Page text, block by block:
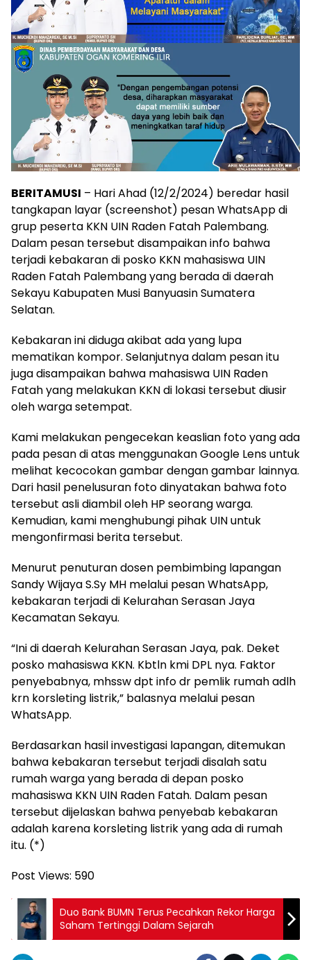
BERITAMUSI – Hari Ahad (12/2/2024) beredar hasil
tangkapan layar (screenshot) pesan WhatsApp di
grup peserta KKN UIN Raden Fatah Palembang.
Dalam pesan tersebut disampaikan info bahwa
terjadi kebakaran di posko KKN mahasiswa UIN
Raden Fatah Palembang yang berada di daerah
Sekayu Kabupaten Musi Banyuasin Sumatera
Selatan.
Kebakaran ini diduga akibat ada yang lupa
mematikan kompor. Selanjutnya dalam pesan itu
juga disampaikan bahwa mahasiswa UIN Raden
Fatah yang melakukan KKN di lokasi tersebut diusir
oleh warga setempat.
Kami melakukan pengecekan keaslian foto yang ada
pada pesan di atas menggunakan Google Lens untuk
melihat kecocokan gambar dengan gambar lainnya.
Dari hasil penelusuran foto dinyatakan bahwa foto
tersebut asli diambil oleh HP seorang warga.
Kemudian, kami menghubungi pihak UIN untuk
mengonfirmasi berita tersebut.
Menurut penuturan dosen pembimbing lapangan
Sandy Wijaya S.Sy MH melalui pesan WhatsApp,
kebakaran terjadi di Kelurahan Serasan Jaya
Kecamatan Sekayu.
“Ini di daerah Kelurahan Serasan Jaya, pak. Deket
posko mahasiswa KKN. Kbtln kmi DPL nya. Faktor
penyebabnya, mhssw dpt info dr pemlik rumah adlh
krn korsleting listrik,” balasnya melalui pesan
WhatsApp.
Berdasarkan hasil investigasi lapangan, ditemukan
bahwa kebakaran tersebut terjadi disalah satu
rumah warga yang berada di depan posko
mahasiswa KKN UIN Raden Fatah. Dalam pesan
tersebut dijelaskan bahwa penyebab kebakaran
adalah karena korsleting listrik yang ada di rumah
itu. (*)
Post Views: 590
Duo Bank BUMN Terus Pecahkan Rekor Harga
Saham Tertinggi Dalam Sejarah